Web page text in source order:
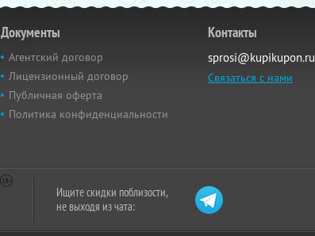
Документы
Агентский договор
Лицензионный договор
Публичная оферта
Политика конфиденциальности
Контакты
sprosi@kupikupon.ru
Связаться с нами
Ищите скидки поблизости,
не выходя из чата: